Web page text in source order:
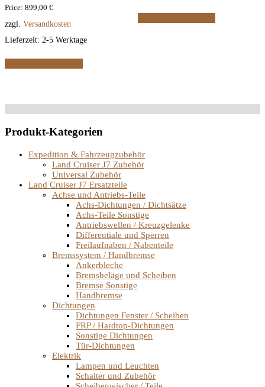
Price: 899,00 €
zzgl. Versandkosten
Lieferzeit: 2-5 Werktage
Produkt-Kategorien
Expedition & Fahrzeugzubehör
Land Cruiser J7 Zubehör
Universal Zubehör
Land Cruiser J7 Ersatzteile
Achse und Antriebs-Teile
Achs-Dichtungen / Dichtsätze
Achs-Teile Sonstige
Antriebswellen / Kreuzgelenke
Differentiale und Sperren
Freilaufnaben / Nabenteile
Bremssystem / Handbremse
Ankerbleche
Bremsbeläge und Scheiben
Bremse Sonstige
Handbremse
Dichtungen
Dichtungen Fenster / Scheiben
FRP / Hardtop-Dichtungen
Sonstige Dichtungen
Tür-Dichtungen
Elektrik
Lampen und Leuchten
Schalter und Zubehör